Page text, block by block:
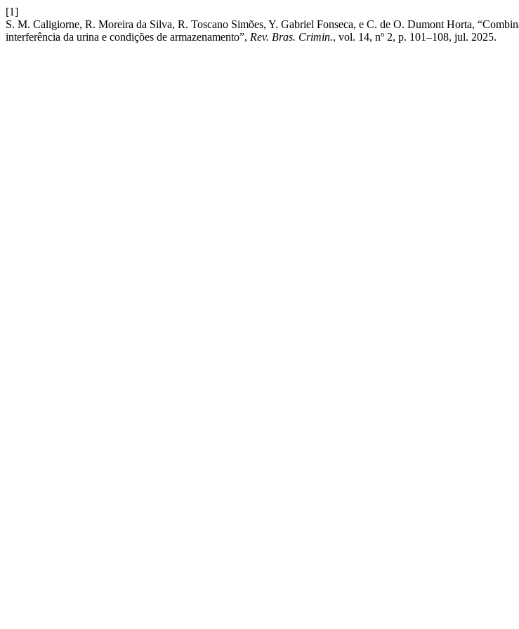
[1]
S. M. Caligiorne, R. Moreira da Silva, R. Toscano Simões, Y. Gabriel Fonseca, e C. de O. Dumont Horta,
interferência da urina e condições de armazenamento”, Rev. Bras. Crimin., vol. 14, nº 2, p. 101–108, jul. 2025.